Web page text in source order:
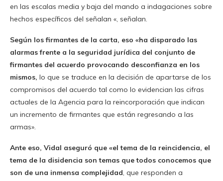
en las escalas media y baja del mando a indagaciones sobre
hechos específicos del señalan «, señalan.
Según los firmantes de la carta, eso «ha disparado las
alarmas frente a la seguridad jurídica del conjunto de
firmantes del acuerdo provocando desconfianza en los
mismos, lo que se traduce en la decisión de apartarse de los
compromisos del acuerdo tal como lo evidencian las cifras
actuales de la Agencia para la reincorporación que indican
un incremento de firmantes que están regresando a las
armas».
Ante eso, Vidal aseguró que «el tema de la reincidencia, el
tema de la disidencia son temas que todos conocemos que
son de una inmensa complejidad, que responden a